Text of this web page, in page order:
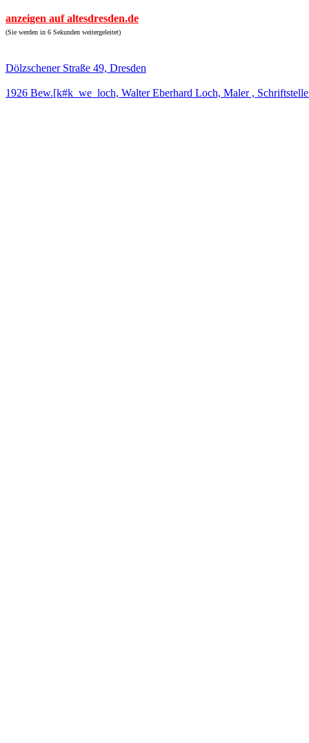
anzeigen auf altesdresden.de
(Sie werden in 6 Sekunden weitergeleitet)
Dölzschener Straße 49, Dresden
1926 Bew.[k#k_we_loch, Walter Eberhard Loch, Maler ,